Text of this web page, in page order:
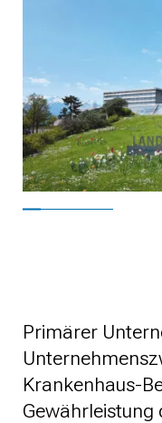
Primärer
Krankenhaus-
Gewährleistung